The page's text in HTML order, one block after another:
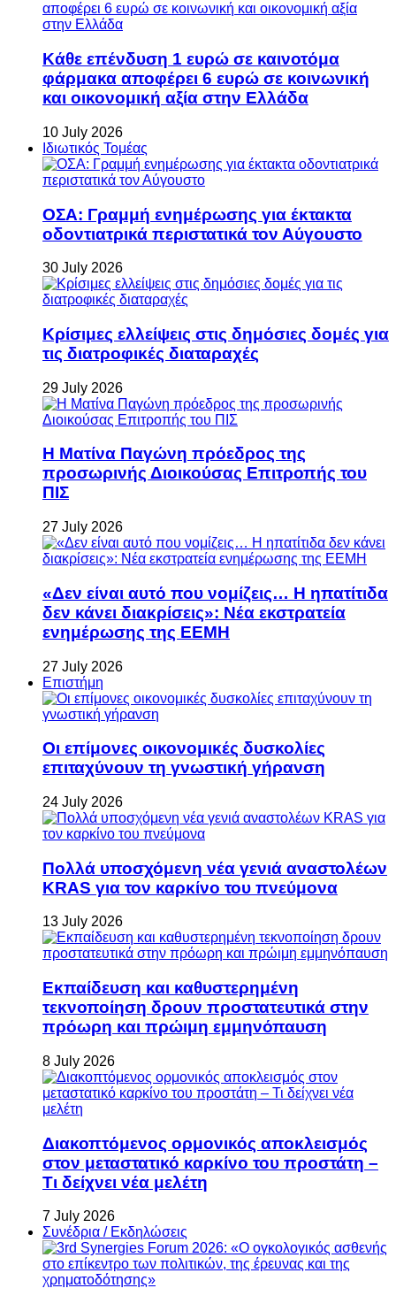
Κάθε επένδυση 1 ευρώ σε καινοτόμα
φάρμακα αποφέρει 6 ευρώ σε κοινωνική
και οικονομική αξία στην Ελλάδα
10 July 2026
Ιδιωτικός Τομέας
ΟΣΑ: Γραμμή ενημέρωσης για έκτακτα
οδοντιατρικά περιστατικά τον Αύγουστο
30 July 2026
Κρίσιμες ελλείψεις στις δημόσιες δομές για
τις διατροφικές διαταραχές
29 July 2026
Η Ματίνα Παγώνη πρόεδρος της
προσωρινής Διοικούσας Επιτροπής του
ΠΙΣ
27 July 2026
«Δεν είναι αυτό που νομίζεις… Η ηπατίτιδα
δεν κάνει διακρίσεις»: Νέα εκστρατεία
ενημέρωσης της ΕΕΜΗ
27 July 2026
Επιστήμη
Οι επίμονες οικονομικές δυσκολίες
επιταχύνουν τη γνωστική γήρανση
24 July 2026
Πολλά υποσχόμενη νέα γενιά αναστολέων
KRAS για τον καρκίνο του πνεύμονα
13 July 2026
Εκπαίδευση και καθυστερημένη
τεκνοποίηση δρουν προστατευτικά στην
πρόωρη και πρώιμη εμμηνόπαυση
8 July 2026
Διακοπτόμενος ορμονικός αποκλεισμός
στον μεταστατικό καρκίνο του προστάτη –
Τι δείχνει νέα μελέτη
7 July 2026
Συνέδρια / Εκδηλώσεις